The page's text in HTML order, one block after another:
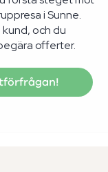
i Sunne.
och du
offerter.